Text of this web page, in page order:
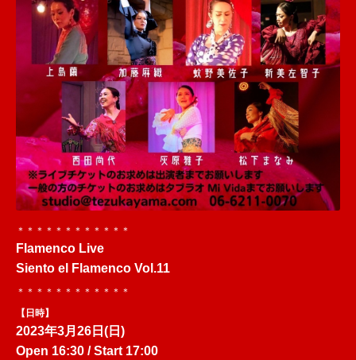
＊＊＊＊＊＊＊＊＊＊＊＊
Flamenco Live
Siento el Flamenco Vol.11
＊＊＊＊＊＊＊＊＊＊＊＊
【日時】
2023年3月26日(日)
Open 16:30 / Start 17:00